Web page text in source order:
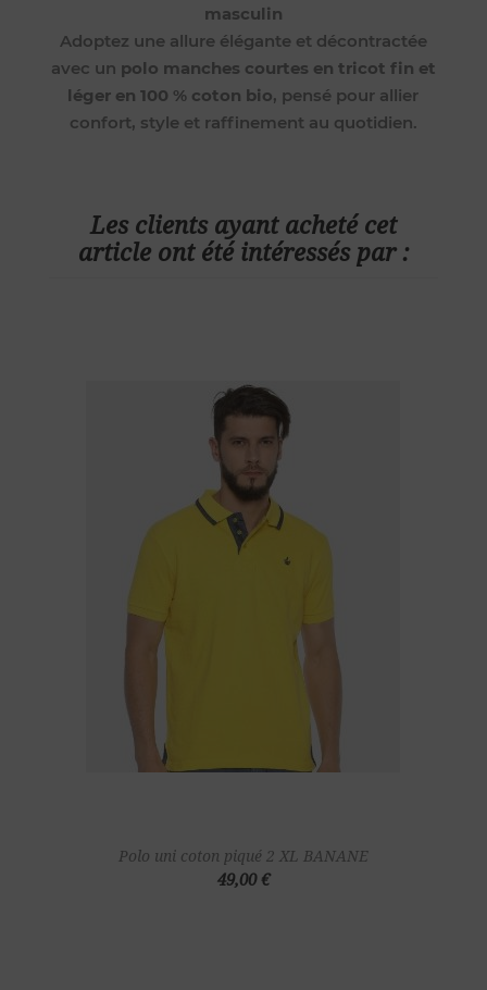
masculin
Adoptez une allure élégante et décontractée
avec un polo manches courtes en tricot fin et
léger en 100 % coton bio, pensé pour allier
confort, style et raffinement au quotidien.
Les clients ayant acheté cet
article ont été intéressés par :
Polo uni coton piqué 2 XL BANANE
49,00 €